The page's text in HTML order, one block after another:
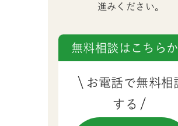
進みください。
無料相談はこちら
お電話で無料相
する